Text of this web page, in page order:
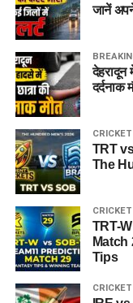
जानें
देहरादून
दर्दनाक
CRICKET
TRT
The
CRICKET
TRT-
Match
Tips
CRICKET